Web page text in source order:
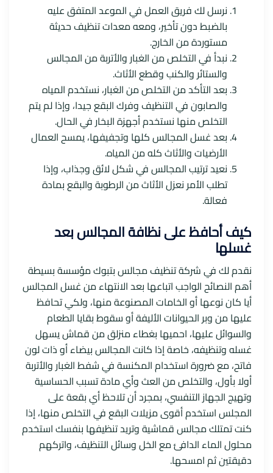
نرسل لك فريق العمل في الموعد المتفق عليه
بالضبط دون تأخير، ومعه معدات تنظيف حديثة
مستوردة من الخارج.
نبدأ في التخلص من الغبار والأتربة من المجالس
والستائر والكنب وقطع الأثاث.
بعد التأكد من التخلص من الغبار، نستخدم المياه
والصابون في التنظيف وفرك البقع جيدا، وإذا لم يتم
التخلص منها نستخدم أجهزة البخار في الحال.
بعد غسل المجالس كلها وتجفيفها، يمسح العمال
الأرضيات والأثاث كله من المياه.
نعيد ترتيب المجالس في شكل لائق وجذاب، وإذا
تطلب الأمر نعزل الأثاث من الرطوبة والبقع بمادة
فعالة.
كيف أحافظ على نظافة المجالس بعد
غسلها
نقدم لك في شركة تنظيف مجالس بتبوك مؤسسة بسيطة
أهم النصائح الواجب اتباعها بعد الانتهاء من غسل المجالس
أيا كان نوعها أو الخامات المصنوعة منها، ولكي تحافظ
عليها من وبر الحيوانات الأليفة أو سقوط بقايا الطعام
والسوائل عليها، احميها بغطاء منزلق من قماش يسهل
غسله وتنظيفه، خاصة إذا كانت المجالس بيضاء أو ذات لون
فاتح، مع ضرورة استخدام المكنسة في شفط الغبار والأتربة
أولا بأول، والتخلص من العث وأي مادة تسبب الحساسية
وتهيج الجهاز التنفسي، بمجرد أن تلاحظ أي بقعة على
المجلس استخدم أقوى مزيلات البقع في التخلص منها، إذا
كنت تمتلك مجالس قماشية وتريد تنظيفها بنفسك استخدم
محلول الماء الدافئ مع الخل وسائل التنظيف، واتركهم
دقيقتين ثم امسحها.